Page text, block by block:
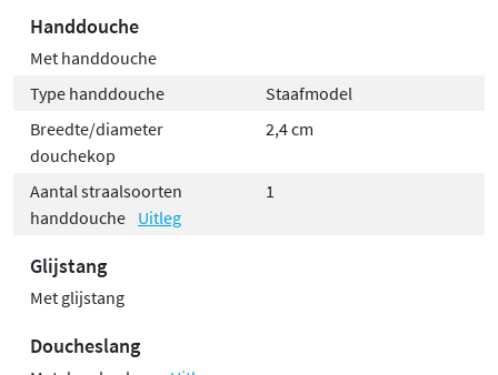
Handdouche
Met handdouche
Type handdouche
Staafmodel
Breedte/diameter
douchekop
2,4 cm
Aantal straalsoorten
handdouche Uitleg
1
Glijstang
Met glijstang
Doucheslang